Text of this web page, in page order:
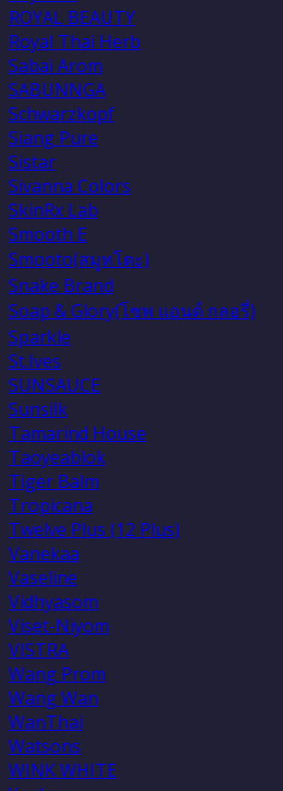
ROYAL BEAUTY
Royal Thai Herb
Sabai Arom
SABUNNGA
Schwarzkopf
Siang Pure
Sistar
Sivanna Colors
SkinRx Lab
Smooth E
Smooto(สมูทโตะ)
Snake Brand
Soap & Glory(โซพ แอนด์ กลอรี่)
Sparkle
St.Ives
SUNSAUCE
Sunsilk
Tamarind House
Taoyeablok
Tiger Balm
Tropicana
Twelve Plus (12 Plus)
Vanekaa
Vaseline
Vidhyasom
Viset-Niyom
VISTRA
Wang Prom
Wang Wan
WanThai
Watsons
WINK WHITE